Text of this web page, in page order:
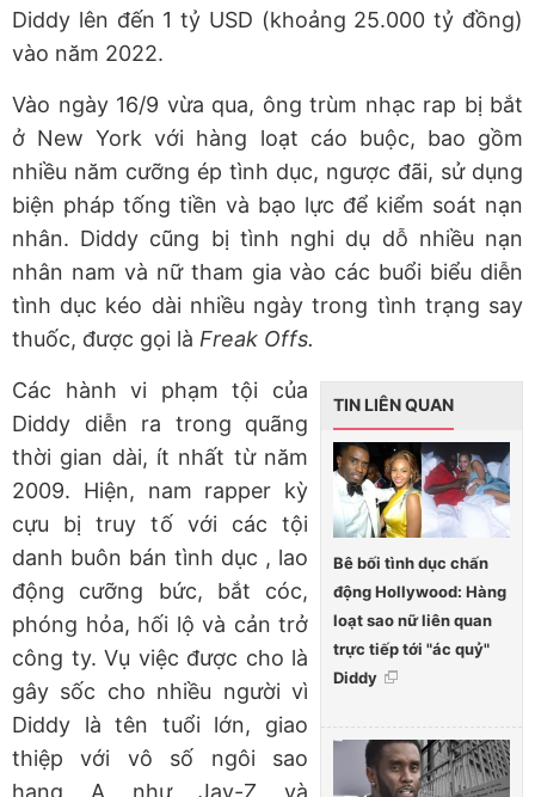
Diddy lên đến 1 tỷ USD (khoảng 25.000 tỷ đồng)
vào năm 2022.
Vào ngày 16/9 vừa qua, ông trùm nhạc rap bị bắt
ở New York với hàng loạt cáo buộc, bao gồm
nhiều năm cưỡng ép tình dục, ngược đãi, sử dụng
biện pháp tống tiền và bạo lực để kiểm soát nạn
nhân. Diddy cũng bị tình nghi dụ dỗ nhiều nạn
nhân nam và nữ tham gia vào các buổi biểu diễn
tình dục kéo dài nhiều ngày trong tình trạng say
thuốc, được gọi là Freak Offs.
TIN LIÊN QUAN
Bê bối tình dục chấn
động Hollywood: Hàng
loạt sao nữ liên quan
trực tiếp tới "ác quỷ"
Diddy
Các hành vi phạm tội của
Diddy diễn ra trong quãng
thời gian dài, ít nhất từ năm
2009. Hiện, nam rapper kỳ
cựu bị truy tố với các tội
danh buôn bán tình dục , lao
động cưỡng bức, bắt cóc,
phóng hỏa, hối lộ và cản trở
công ty. Vụ việc được cho là
gây sốc cho nhiều người vì
Diddy là tên tuổi lớn, giao
thiệp với vô số ngôi sao
hạng A như Jay-Z và